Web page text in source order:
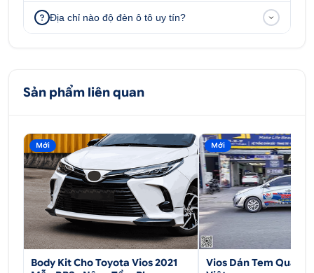
Địa chỉ nào độ đèn ô tô uy tín?
Sản phẩm liên quan
Mới
Body Kit Cho Toyota Vios 2021
Mới
Vios Dán Tem Quảng